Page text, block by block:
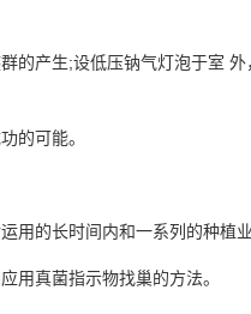
产生;设低压钠气灯泡于室
的可能。
用的长时间内和一系列的种植
用真菌指示物找巢的方法。